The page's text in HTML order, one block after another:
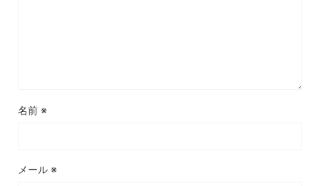
名前 ※
メール ※